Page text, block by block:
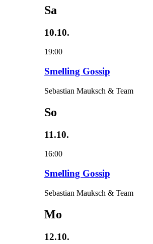
Sa
10.10.
19:00
Smelling Gossip
Sebastian Mauksch & Team
So
11.10.
16:00
Smelling Gossip
Sebastian Mauksch & Team
Mo
12.10.